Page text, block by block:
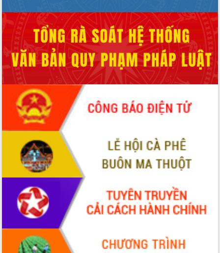
vùng trồng và doanh nghiệp đóng gói
sầu riêng tại Đắk Lắk
Trình diễn nghệ thuật chế biến các
món ăn từ sầu riêng
Đắk Lắk công bố Quy hoạch và xúc
tiến đầu tư tỉnh
Ngành cá ngừ Đắk Lắk chủ động thích
ứng để giữ vững thị trường xuất khẩu
Diễn đàn Kinh tế tư nhân Việt Nam đột
phá cơ chế - Hợp tác công tư
Đề án 06 tạo bước ngoặt đột phá trong
cải cách hành chính tỉnh Đắk Lắk
Kết nối tour, đẩy mạnh chuyển đổi số
để phát triển du lịch Đắk Lắk
Khởi động Dự án Đầu tư xây dựng hạ
tầng kỹ thuật Cụm công nghiệp Tân
Tiến
Gặp mặt các cơ quan báo chí nhân Kỷ
niệm 101 năm Ngày Báo chí Cách
Đắk Lắk sơ kết 4 năm triển khai thực
hiện Đề án 06 của Chính phủ